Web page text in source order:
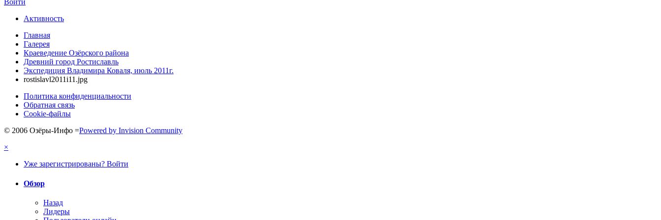
Войти
Активность
Главная
Галерея
Краеведение Озёрского района
Древний город Ростиславль
Экспедиция Владимира Коваля, июль 2011г.
rostislavl2011i11.jpg
Политика конфиденциальности
Обратная связь
Cookie-файлы
© 2006 Озёры-Инфо =Powered by Invision Community
×
Уже зарегистрированы? Войти
Обзор
Назад
Лидеры